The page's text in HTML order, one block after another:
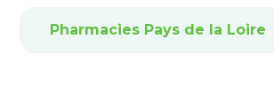
Pharmacies Pays de la Loire